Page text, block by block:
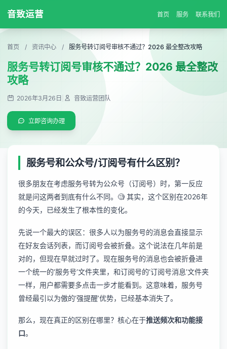
音致运营 首页 服务 联系我们
首页 / 资讯中心 / 服务号转订阅号审核不通过？2026 最全整改攻略
服务号转订阅号审核不通过？2026 最全整改
攻略
2026年3月26日 音致运营团队
立即咨询办理
服务号和公众号/订阅号有什么区别？
很多朋友在考虑服务号转为公众号（订阅号）时，第一反应
就是问这两者到底有什么不同。🧐 其实，这个区别在2026年
的今天，已经发生了根本性的变化。
先说一个最大的误区：很多人以为服务号的消息会直接显示
在好友会话列表，而订阅号会被折叠。这个说法在几年前是
对的，但现在早就过时了。现在服务号的消息也会被折叠进
一个统一的‘服务号’文件夹里，和订阅号的‘订阅号消息’文件夹
一样，用户都需要多点击一步才能看到。这意味着，服务号
曾经最引以为傲的‘强提醒’优势，已经基本消失了。
那么，现在真正的区别在哪里？核心在于推送频次和功能接
口。